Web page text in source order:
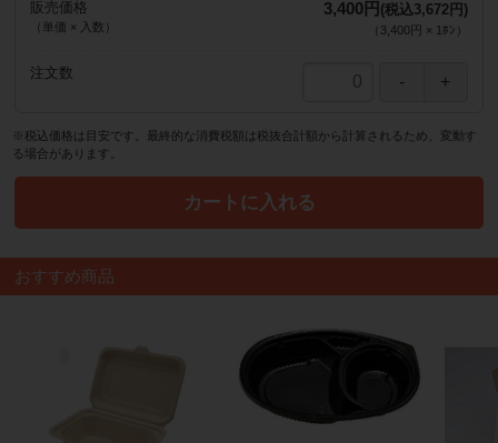
販売価格
（単価 × 入数）
3,400円 (税込3,672円)
（ 3,400円 × 1 ﾎﾝ ）
注文数
※税込価格は目安です。最終的な消費税額は税抜合計額から計算されるため、変動す
る場合があります。
カートに入れる
おすすめ商品